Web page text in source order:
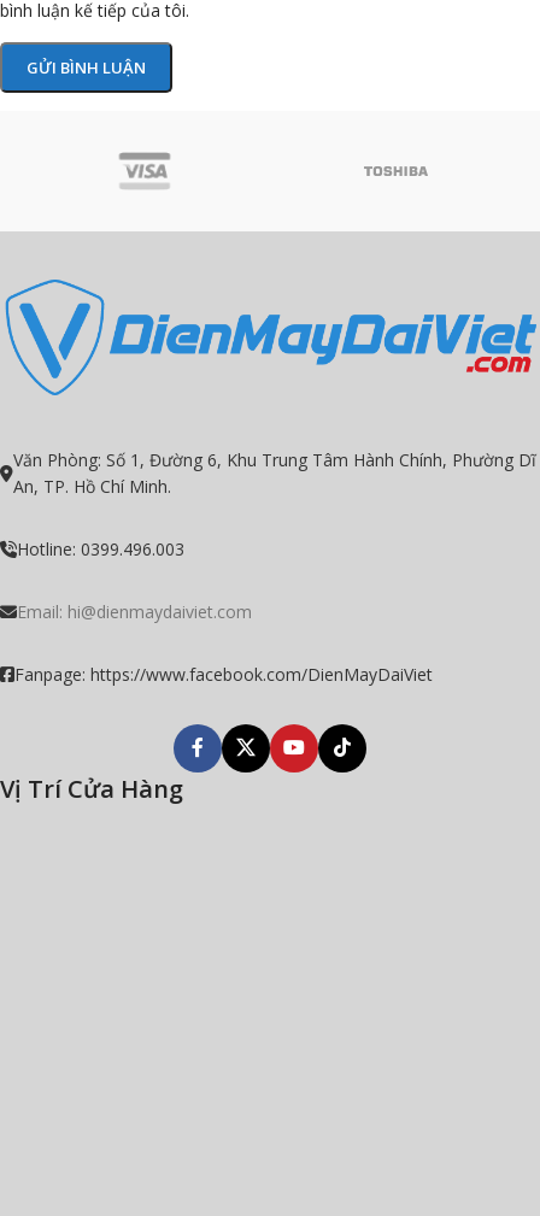
bình luận kế tiếp của tôi.
Văn Phòng: Số 1, Đường 6, Khu Trung Tâm Hành Chính, Phường Dĩ
An, TP. Hồ Chí Minh.
Hotline: 0399.496.003
Email: hi@dienmaydaiviet.com
Fanpage: https://www.facebook.com/DienMayDaiViet
Vị Trí Cửa Hàng